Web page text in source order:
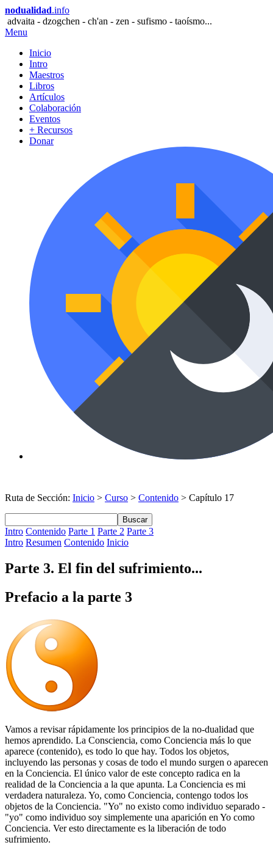
nodualidad.info
advaita - dzogchen - ch'an - zen - sufismo - taoísmo...
Menu
Inicio
Intro
Maestros
Libros
Artículos
Colaboración
Eventos
+ Recursos
Donar
Ruta de Sección: Inicio > Curso > Contenido > Capítulo 17
Buscar
Intro Contenido Parte 1 Parte 2 Parte 3
Intro Resumen Contenido Inicio
Parte 3. El fin del sufrimiento...
Prefacio a la parte 3
Vamos a revisar rápidamente los principios de la no-dualidad que
hemos aprendido. La Consciencia, como Conciencia más lo que
aparece (contenido), es todo lo que hay. Todos los objetos,
incluyendo las personas y cosas de todo el mundo surgen o aparecen
en la Conciencia. El único valor de este concepto radica en la
realidad de la Conciencia a la que apunta. La Conciencia es mi
verdadera naturaleza. Yo, como Conciencia, contengo todos los
objetos de la Conciencia. "Yo" no existo como individuo separado -
"yo" como individuo soy simplemente una aparición en Yo como
Conciencia. Ver esto directamente es la liberación de todo
sufrimiento.